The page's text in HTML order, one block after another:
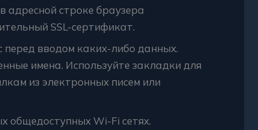
адресной строке браузера
SSL-сертификат.
перед вводом каких-либо данных.
имена. Используйте закладки для
из электронных писем или
общедоступных Wi-Fi сетях.